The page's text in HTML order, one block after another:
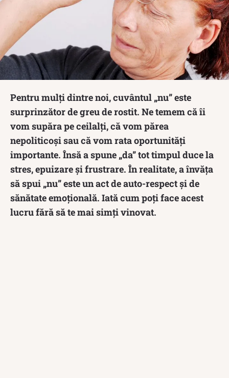
Pentru mulți dintre noi, cuvântul „nu” este
surprinzător de greu de rostit. Ne temem că îi
vom supăra pe ceilalți, că vom părea
nepoliticoși sau că vom rata oportunități
importante. Însă a spune „da” tot timpul duce la
stres, epuizare și frustrare. În realitate, a învăța
să spui „nu” este un act de auto-respect și de
sănătate emoțională. Iată cum poți face acest
lucru fără să te mai simți vinovat.